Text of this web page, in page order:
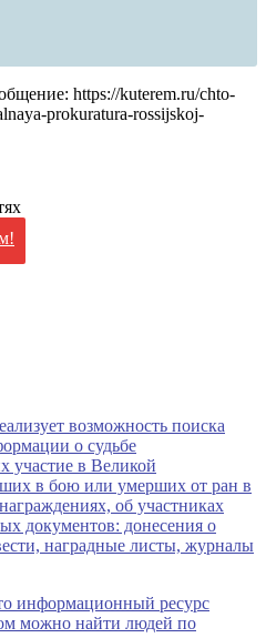
https://kuterem.ru/chto-
prokuratura-rossijskoj-